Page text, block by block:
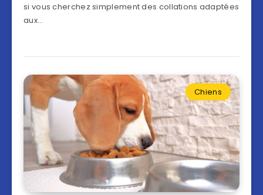
si vous cherchez simplement des collations adaptées
aux…
Chiens